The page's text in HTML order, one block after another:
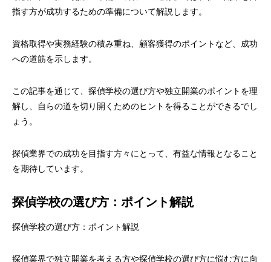
指す方が成功するための準備について解説します。
資格取得や実務経験の積み重ね、顧客獲得のポイントなど、成功
への道筋を示します。
この記事を通じて、探偵学校の選び方や独立開業のポイントを理
解し、自らの道を切り開くためのヒントを得ることができるでし
ょう。
探偵業界での成功を目指す方々にとって、有益な情報となること
を期待しています。
探偵学校の選び方：ポイント解説
探偵学校の選び方：ポイント解説
探偵業界で独立開業を考える方や探偵学校の選び方に悩む方に向